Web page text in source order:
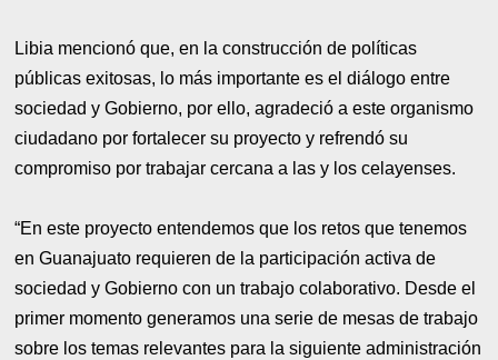
Libia mencionó que, en la construcción de políticas
públicas exitosas, lo más importante es el diálogo entre
sociedad y Gobierno, por ello, agradeció a este organismo
ciudadano por fortalecer su proyecto y refrendó su
compromiso por trabajar cercana a las y los celayenses.
“En este proyecto entendemos que los retos que tenemos
en Guanajuato requieren de la participación activa de
sociedad y Gobierno con un trabajo colaborativo. Desde el
primer momento generamos una serie de mesas de trabajo
sobre los temas relevantes para la siguiente administración